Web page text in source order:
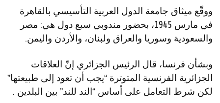
ووقّع ميثاق جامعة الدول العربية التأسيسي بالقاهرة
في مارس 1945، بحضور مندوبي سبع دول هي: مصر
والسعودية وسوريا والعراق ولبنان، والأردن واليمن.
وبشأن فرنسا، قال الرئيس الجزائري إنّ العلاقات
الجزائرية الفرنسية المتوترة “يجب أن تعود إلى طبيعتها”
لكن شرط التعامل على أساس “الند للند” بين البلدين .